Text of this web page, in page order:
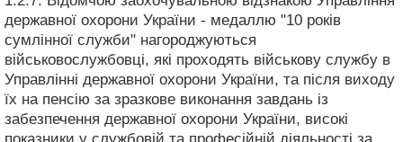
державної охорони України - медаллю "10 років
сумлінної служби" нагороджуються
військовослужбовці, які проходять військову службу в
Управлінні державної охорони України, та після виходу
їх на пенсію за зразкове виконання завдань із
забезпечення державної охорони України, високі
показники у службовій та професійній діяльності за